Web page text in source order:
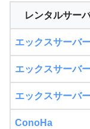
レンタルサー
エックスサーバ
エックスサーバ
エックスサーバ
ConoHa